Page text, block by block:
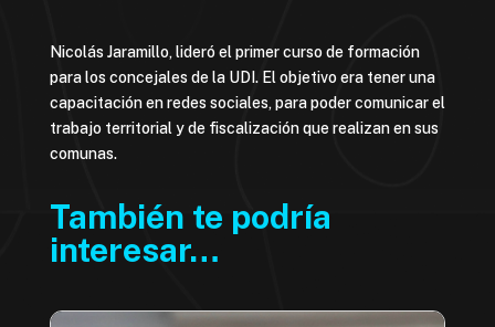
Nicolás Jaramillo, lideró el primer curso de formación
para los concejales de la UDI. El objetivo era tener una
capacitación en redes sociales, para poder comunicar el
trabajo territorial y de fiscalización que realizan en sus
comunas.
También te podría
interesar…